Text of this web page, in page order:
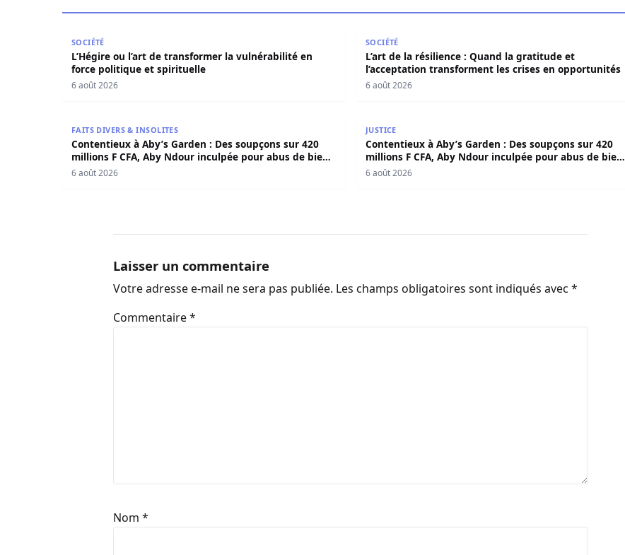
SOCIÉTÉ
L’Hégire ou l’art de transformer la vulnérabilité en
force politique et spirituelle
6 août 2026
SOCIÉTÉ
L’art de la résilience : Quand la gratitude et
l’acceptation transforment les crises en opportunités
6 août 2026
FAITS DIVERS & INSOLITES
Contentieux à Aby’s Garden : Des soupçons sur 420
millions F CFA, Aby Ndour inculpée pour abus de biens
sociaux
6 août 2026
JUSTICE
Contentieux à Aby’s Garden : Des soupçons sur 420
millions F CFA, Aby Ndour inculpée pour abus de biens
sociaux
6 août 2026
Laisser un commentaire
Votre adresse e-mail ne sera pas publiée. Les champs obligatoires sont indiqués avec *
Commentaire*
Nom *